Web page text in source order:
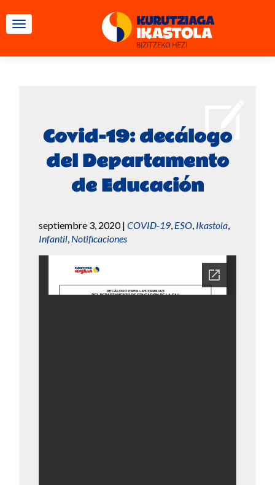
CAMBIAR NAVEGACIÓN
Covid-19: decálogo
del Departamento
de Educación
septiembre 3, 2020| COVID-19, ESO, Ikastola,
Infantil, Notificaciones